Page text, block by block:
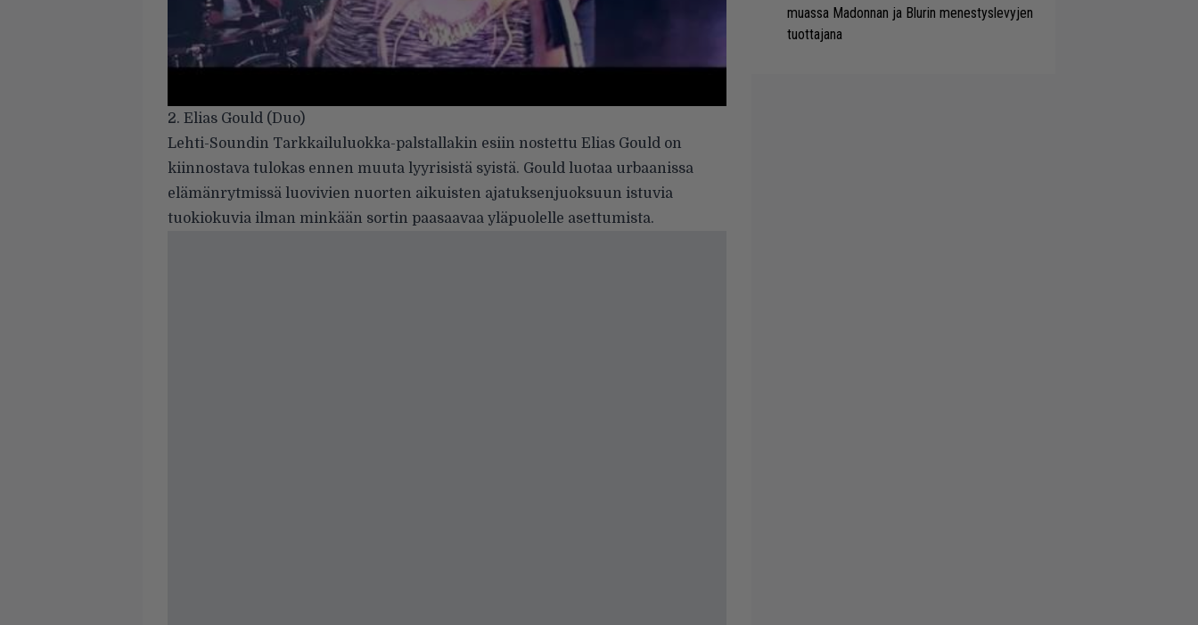
2. Elias Gould (Duo)
Lehti-Soundin Tarkkailuluokka-palstallakin esiin nostettu Elias Gould on
kiinnostava tulokas ennen muuta lyyrisistä syistä. Gould luotaa urbaanissa
elämänrytmissä luovivien nuorten aikuisten ajatuksenjuoksuun istuvia
tuokiokuvia ilman minkään sortin paasaavaa yläpuolelle asettumista.
muassa Madonnan ja Blurin menestyslevyjen
tuottajana